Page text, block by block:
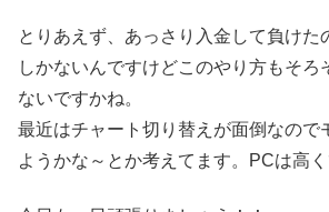
とりあえず、あっさり入金して負けた
しかないんですけどこのやり方もそろ
ないですかね。
最近はチャート切り替えが面倒なので
ようかな～とか考えてます。PCは高く